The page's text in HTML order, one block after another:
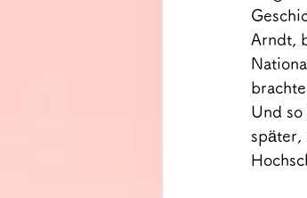
Arndt,
Und so
später,